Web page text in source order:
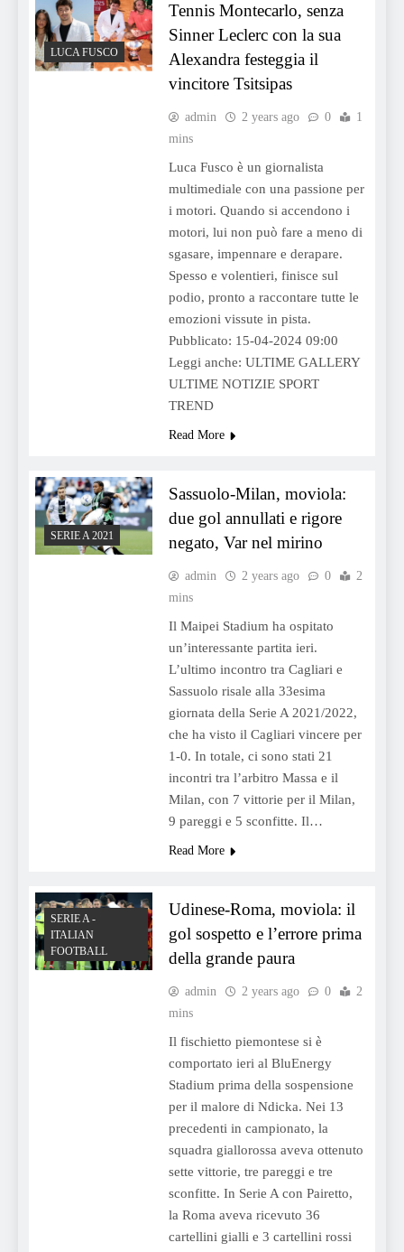
LUCA FUSCO
Tennis Montecarlo, senza
Sinner Leclerc con la sua
Alexandra festeggia il
vincitore Tsitsipas
admin 2 years ago 0
1
mins
Luca Fusco è un giornalista
multimediale con una passione per
i motori. Quando si accendono i
motori, lui non può fare a meno di
sgasare, impennare e derapare.
Spesso e volentieri, finisce sul
podio, pronto a raccontare tutte le
emozioni vissute in pista.
Pubblicato: 15-04-2024 09:00
Leggi anche: ULTIME GALLERY
ULTIME NOTIZIE SPORT
TREND
Read More
SERIE A 2021
Sassuolo-Milan, moviola:
due gol annullati e rigore
negato, Var nel mirino
admin 2 years ago 0
2
mins
Il Maipei Stadium ha ospitato
un’interessante partita ieri.
L’ultimo incontro tra Cagliari e
Sassuolo risale alla 33esima
giornata della Serie A 2021/2022,
che ha visto il Cagliari vincere per
1-0. In totale, ci sono stati 21
incontri tra l’arbitro Massa e il
Milan, con 7 vittorie per il Milan,
9 pareggi e 5 sconfitte. Il…
Read More
SERIE A -
ITALIAN
FOOTBALL
Udinese-Roma, moviola: il
gol sospetto e l’errore prima
della grande paura
admin 2 years ago 0
2
mins
Il fischietto piemontese si è
comportato ieri al BluEnergy
Stadium prima della sospensione
per il malore di Ndicka. Nei 13
precedenti in campionato, la
squadra giallorossa aveva ottenuto
sette vittorie, tre pareggi e tre
sconfitte. In Serie A con Pairetto,
la Roma aveva ricevuto 36
cartellini gialli e 3 cartellini rossi